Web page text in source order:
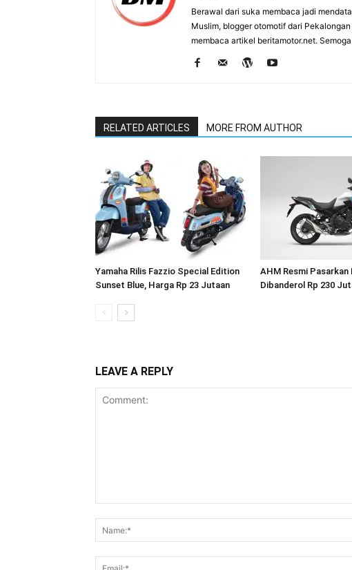
Berawal dari suka membaca jadi
Muslim, blogger otomotif dari
membaca artikel beritamotor.net.
RELATED ARTICLES MORE FROM AUTHOR
Yamaha Rilis Fazzio Special Edition
Sunset Blue, Harga Rp 23 Jutaan
AHM Resmi Pasarkan
Dibanderol Rp 230
LEAVE A REPLY